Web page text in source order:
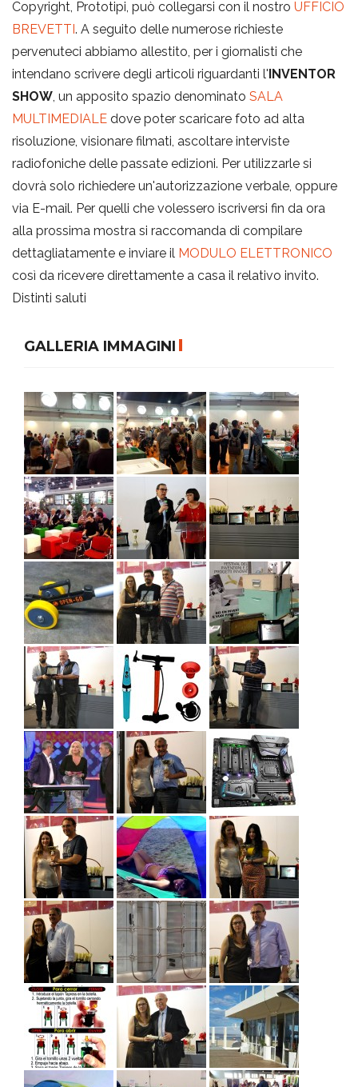
Copyright, Prototipi, può collegarsi con il nostro UFFICIO
BREVETTI. A seguito delle numerose richieste
pervenuteci abbiamo allestito, per i giornalisti che
intendano scrivere degli articoli riguardanti l'INVENTOR
SHOW , un apposito spazio denominato SALA
MULTIMEDIALE dove poter scaricare foto ad alta
risoluzione, visionare filmati, ascoltare interviste
radiofoniche delle passate edizioni. Per utilizzarle si
dovrà solo richiedere un'autorizzazione verbale, oppure
via E-mail. Per quelli che volessero iscriversi fin da ora
alla prossima mostra si raccomanda di compilare
dettagliatamente e inviare il MODULO ELETTRONICO
così da ricevere direttamente a casa il relativo invito.
Distinti saluti
GALLERIA IMMAGINI